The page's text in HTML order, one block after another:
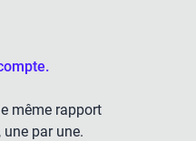
même rapport
par une.